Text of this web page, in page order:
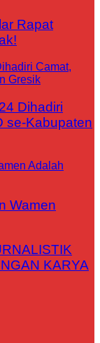
Rapat
Dihadiri
se-Kabupaten
Wamen
KARYA